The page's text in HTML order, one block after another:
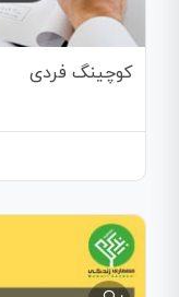
کوچینگ فردی